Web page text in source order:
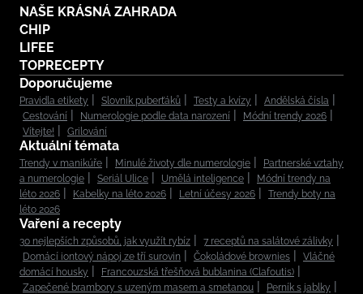
NAŠE KRÁSNÁ ZAHRADA
CHIP
LIFEE
TOPRECEPTY
Doporučujeme
Pravidla etikety Slovník puberťáků Testy a kvízy
Andělská čísla
Cestování
Numerologie podle data narození
Módní trendy 2026
Vítejte!
Grilování
Aktuální témata
Trendy v manikúře Minulé životy dle numerologie
Partnerské vztahy
a numerologie
Seriál Ulice Umělá inteligence
Módní trendy na
léto 2026
Kabelky na léto 2026 Letní účesy 2026
Trendy boty na
léto 2026
Vaření a recepty
30 nejlepších způsobů, jak využít rybíz
7 receptů na salátové zálivky
Domácí iontový nápoj ze tří surovin
Čokoládové brownies
Vláčné
domácí housky
Francouzská třešňová bublanina (Clafoutis)
Zapečené brambory s uzeným masem a smetanou
Perník s jablky